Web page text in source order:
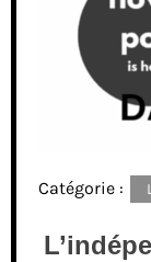
Catégorie :